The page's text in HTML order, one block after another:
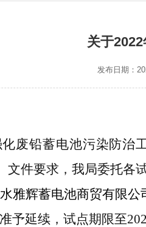
关于
发布日期：
废铅蓄电池污染防治
文件要求，我局委托各
雅辉蓄电池商贸有限
予延续，试点期限至